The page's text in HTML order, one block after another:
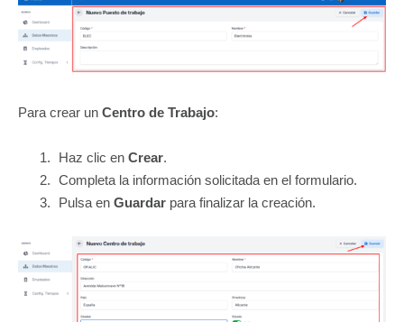
Para crear un Centro de Trabajo:
Haz clic en Crear.
Completa la información solicitada en el formulario.
Pulsa en Guardar para finalizar la creación.